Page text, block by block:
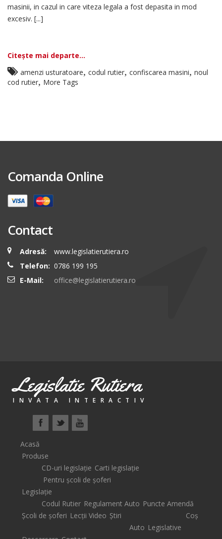
masinii, in cazul in care viteza legala a fost depasita in mod
excesiv. [...]
Citește mai departe...
amenzi usturatoare, codul rutier, confiscarea masini, noul
cod rutier, More Tags
Comanda Online
Contact
Adresă:
www.legislatierutiera.ro
Telefon: 0786 199 195
E-Mail:
office@legislatierutiera.ro
Legislatie Rutiera
INVATA INTERACTIV
Acasă
Produse
CD-uri legislație Carti legislație
Pentru școli de șoferi
Legislație
Codul Rutier Regulament Auto Puncte Amendă
Școli de șoferi Lecții Video Știri
Auto Legislative
Coș